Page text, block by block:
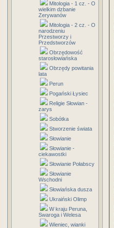
Mitologia - 1 cz. - O
wielkim dzbanie
Zerywanów
Mitologia - 2 cz. - O
narodzeniu
Przestworzy i
Przedstworzów
Obrzędowość
starosłowiańska
Obrzędy powitania
lata
Perun
Pogański Łysiec
Religie Słowian -
zarys
Sobótka
Stworzenie świata
Słowianie
Słowianie -
ciekawostki
Słowianie Połabscy
Słowianie
Wschodni
Słowiańska dusza
Ukraiński Olimp
W kraju Peruna,
Swaroga i Welesa
Wieniec, wianki